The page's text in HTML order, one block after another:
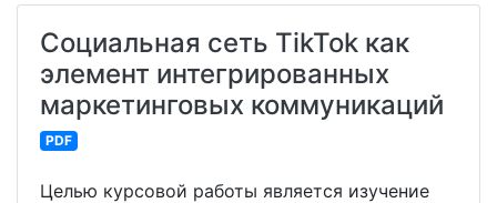
Социальная сеть TikTok как
элемент интегрированных
маркетинговых коммуникаций
PDF
Целью курсовой работы является изучение